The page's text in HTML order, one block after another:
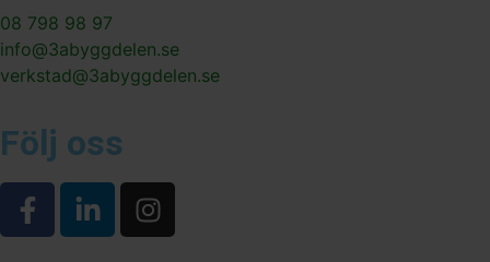
08 798 98 97
info@3abyggdelen.se
verkstad@3abyggdelen.se
Följ oss